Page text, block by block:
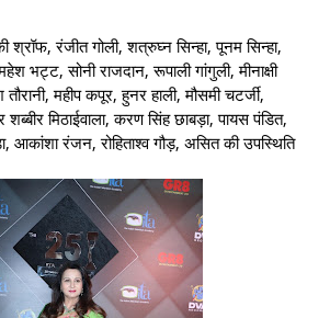
रंजीत गोली, शत्रुघ्न सिन्हा, पूनम सिन्हा,
भट्ट, सोनी राजदान, रूपाली गांगुली, मीनाक्षी
महीप कपूर, हुनर हाली, मौसमी चटर्जी,
शब्बीर मिठाईवाला, करण सिंह छाबड़ा, पायस पंडित,
आकांशा रंजन, रोहिताश्व गौड़, असित की उपस्थिति